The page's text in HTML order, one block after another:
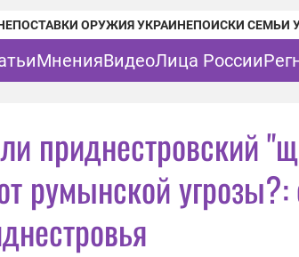
ПОСТАВКИ ОРУЖИЯ УКРАИНЕПОИСКИ СЕМЬИ
МненияВидеоЛица России
приднестровский
румынской угрозы?: